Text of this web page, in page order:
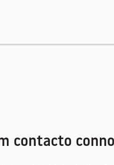
contacto